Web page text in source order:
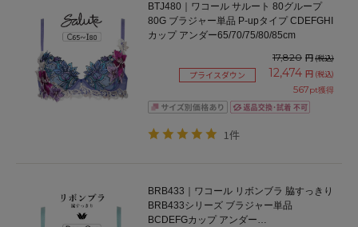
BTJ480｜ワコール サルート 80グループ
80G ブラジャー単品 P-upタイプ CDEFGHI
カップ アンダー65/70/75/80/85cm
17,820 円(税込)
プライスダウン 12,474 円 (税込)
567pt獲得
1件
BRB433｜ワコール リボンブラ 脇すっきり
BRB433シリーズ ブラジャー単品
BCDEFGカップ アンダー